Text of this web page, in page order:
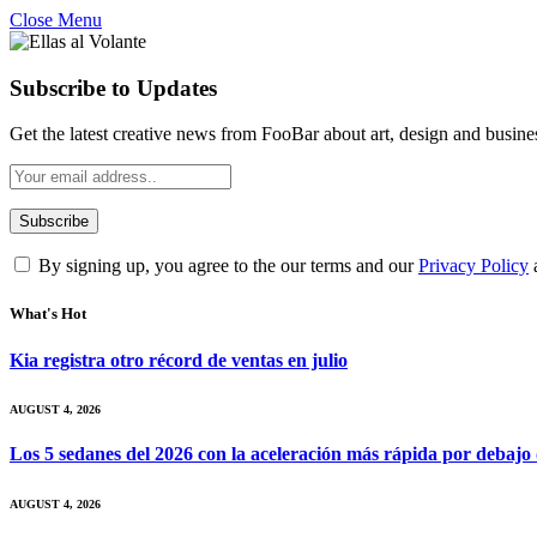
Close Menu
Subscribe to Updates
Get the latest creative news from FooBar about art, design and
By signing up, you agree to the our terms and ourPrivacy Policy
What's Hot
Kia registra otro récord de ventas en julio
AUGUST 4, 2026
Los 5 sedanes del 2026 con la aceleración más rápida por debajo
AUGUST 4, 2026